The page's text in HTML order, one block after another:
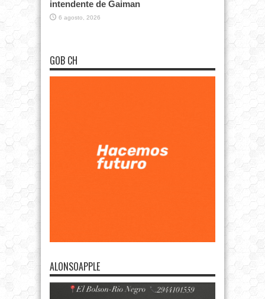
intendente de Gaiman
6 agosto, 2026
GOB CH
ALONSOAPPLE